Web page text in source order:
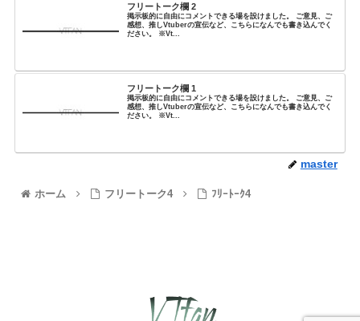
フリートーク欄 2
掲示板的に自由にコメントできる場を設けました。 ご意見、ご
感想、推しVtuberの宣伝など、こちらになんでも書き込んでく
ださい。 ※Vt...
フリートーク欄 1
掲示板的に自由にコメントできる場を設けました。 ご意見、ご
感想、推しVtuberの宣伝など、こちらになんでも書き込んでく
ださい。 ※Vt...
master
ホーム フリートーク4 ﾌﾘｰﾄｰｸ4